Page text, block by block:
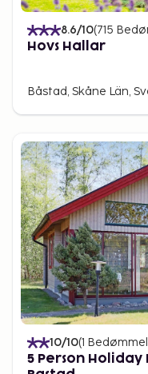
8.6/10(715
Hovs Hallar
Båstad, Skåne Län,
10/10(1
5 Person Holiday